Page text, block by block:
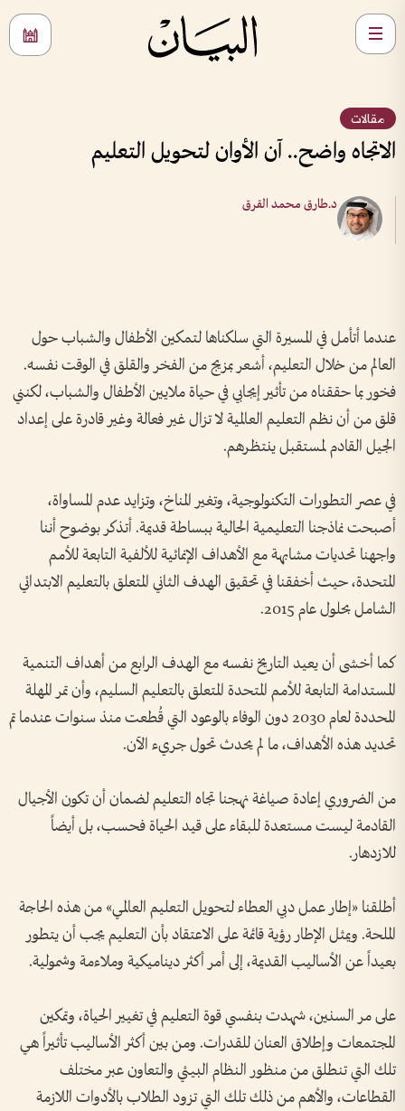
مقالات
الاتجاه واضح.. آن الأوان لتحويل التعليم
د.طارق محمد القرق
عندما أتأمل في المسيرة التي سلكناها لتمكين الأطفال والشباب حول
العالم من خلال التعليم، أشعر بمزيج من الفخر والقلق في الوقت نفسه.
فخور بما حققناه من تأثير إيجابي في حياة ملايين الأطفال والشباب، لكنني
قلق من أن نظم التعليم العالمية لا تزال غير فعالة وغير قادرة على إعداد
الجيل القادم لمستقبل ينتظرهم.
في عصر التطورات التكنولوجية، وتغير المناخ، وتزايد عدم المساواة،
أصبحت نماذجنا التعليمية الحالية ببساطة قديمة. أتذكر بوضوح أننا
واجهنا تحديات مشابهة مع الأهداف الإنمائية للألفية التابعة للأمم
المتحدة، حيث أخفقنا في تحقيق الهدف الثاني المتعلق بالتعليم الابتدائي
الشامل بحلول عام 2015.
كما أخشى أن يعيد التاريخ نفسه مع الهدف الرابع من أهداف التنمية
المستدامة التابعة للأمم المتحدة المتعلق بالتعليم السليم، وأن تمر المهلة
المحددة لعام 2030 دون الوفاء بالوعود التي قُطعت منذ سنوات عندما تم
تحديد هذه الأهداف، ما لم يحدث تحول جريء الآن.
من الضروري إعادة صياغة نهجنا تجاه التعليم لضمان أن تكون الأجيال
القادمة ليست مستعدة للبقاء على قيد الحياة فحسب، بل أيضاً
للازدهار.
أطلقنا «إطار عمل دبي العطاء لتحويل التعليم العالمي» من هذه الحاجة
الملحة. ويمثل الإطار رؤية قائمة على الاعتقاد بأن التعليم يجب أن يتطور
بعيداً عن الأساليب القديمة، إلى أمر أكثر ديناميكية وملاءمة وشمولية.
على مر السنين، شهدت بنفسي قوة التعليم في تغيير الحياة، وتمكين
المجتمعات وإطلاق العنان للقدرات. ومن بين أكثر الأساليب تأثيراً هي
تلك التي تنطلق من منظور النظام البيئي والتعاون عبر مختلف
القطاعات، والأهم من ذلك تلك التي تزود الطلاب بالأدوات اللازمة